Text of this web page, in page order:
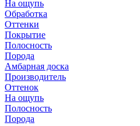
На ощупь
Обработка
Оттенки
Покрытие
Полосность
Порода
Амбарная доска
Производитель
Оттенок
На ощупь
Полосность
Порода